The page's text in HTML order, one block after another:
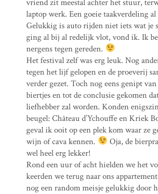
vriend zit meestal achter het stuur,
laptop werk. Een goeie taakverdeling
Gelukkig is auto rijden niet iets wat je
ging al bij al redelijk vlot, vond ik. Ik
nergens tegen gereden.
Het festival zelf was erg leuk. Nog
tegen het lijf gelopen en de proeverij
verder gezet. Toch nog eens genipt van
biertjes en tot de conclusie gekomen
liefhebber zal worden. Konden
beugel: Château d’Ychouffe en Kriek
geval ik ooit op een plek kom waar ze
wijn of cava kennen.
Oja, de
wel heel erg lekker!
Rond een uur of acht hielden we het
keerden we terug naar ons
nog een random meisje gelukkig door